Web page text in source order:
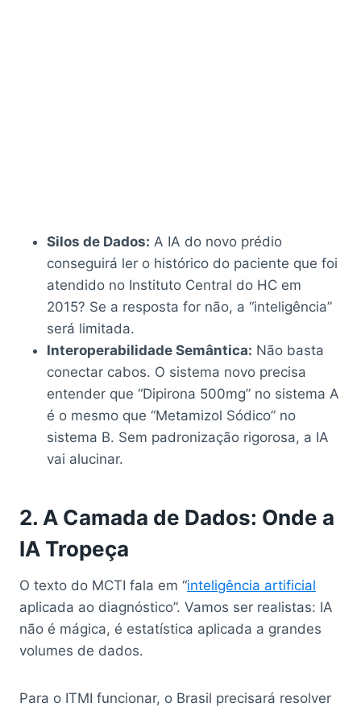
Silos de Dados: A IA do novo prédio
conseguirá ler o histórico do paciente que foi
atendido no Instituto Central do HC em
2015? Se a resposta for não, a “inteligência”
será limitada.
Interoperabilidade Semântica: Não basta
conectar cabos. O sistema novo precisa
entender que “Dipirona 500mg” no sistema A
é o mesmo que “Metamizol Sódico” no
sistema B. Sem padronização rigorosa, a IA
vai alucinar.
2. A Camada de Dados: Onde a
IA Tropeça
O texto do MCTI fala em “inteligência artificial
aplicada ao diagnóstico”. Vamos ser realistas: IA
não é mágica, é estatística aplicada a grandes
volumes de dados.
Para o ITMI funcionar, o Brasil precisará resolver